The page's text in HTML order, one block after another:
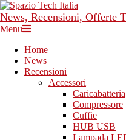
Skip
to
content
News, Recensioni, Offerte
Primary
Menu
Menu
Home
News
Recensioni
Accessori
Caricabatteria
Compressore
Cuffie
HUB USB
Lampada